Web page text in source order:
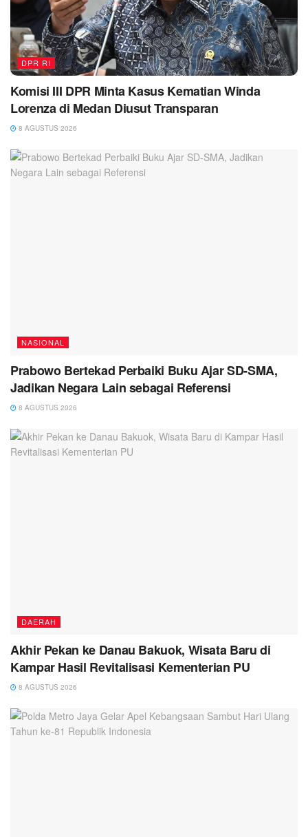
DPR RI
Komisi III DPR Minta Kasus Kematian Winda
Lorenza di Medan Diusut Transparan
8 AGUSTUS 2026
NASIONAL
Prabowo Bertekad Perbaiki Buku Ajar SD-SMA,
Jadikan Negara Lain sebagai Referensi
8 AGUSTUS 2026
DAERAH
Akhir Pekan ke Danau Bakuok, Wisata Baru di
Kampar Hasil Revitalisasi Kementerian PU
8 AGUSTUS 2026